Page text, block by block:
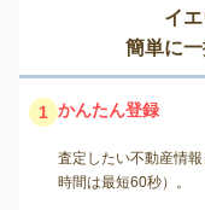
イ
簡単に
1 かんたん登録
査定したい不動産情
時間は最短60秒）。